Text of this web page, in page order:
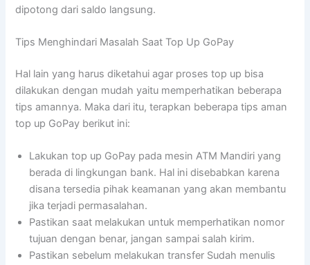
dipotong dari saldo langsung.
Tips Menghindari Masalah Saat Top Up GoPay
Hal lain yang harus diketahui agar proses top up bisa
dilakukan dengan mudah yaitu memperhatikan beberapa
tips amannya. Maka dari itu, terapkan beberapa tips aman
top up GoPay berikut ini:
Lakukan top up GoPay pada mesin ATM Mandiri yang
berada di lingkungan bank. Hal ini disebabkan karena
disana tersedia pihak keamanan yang akan membantu
jika terjadi permasalahan.
Pastikan saat melakukan untuk memperhatikan nomor
tujuan dengan benar, jangan sampai salah kirim.
Pastikan sebelum melakukan transfer Sudah menulis